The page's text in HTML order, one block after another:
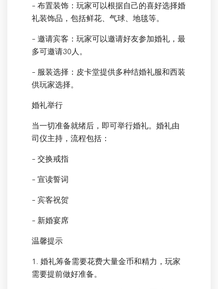
- 布置装饰：玩家可以根据自己的喜好选择婚
礼装饰品，包括鲜花、气球、地毯等。
- 邀请宾客：玩家可以邀请好友参加婚礼，最
多可邀请30人。
- 服装选择：皮卡堂提供多种结婚礼服和西装
供玩家选择。
婚礼举行
当一切准备就绪后，即可举行婚礼。婚礼由
司仪主持，流程包括：
- 交换戒指
- 宣读誓词
- 宾客祝贺
- 新婚宴席
温馨提示
1. 婚礼筹备需要花费大量金币和精力，玩家
需要提前做好准备。